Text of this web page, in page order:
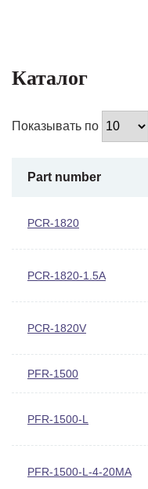
Каталог
Показывать по
Part number
PCR-1820
PCR-1820-1.5A
PCR-1820V
PFR-1500
PFR-1500-L
PFR-1500-L-4-20MA